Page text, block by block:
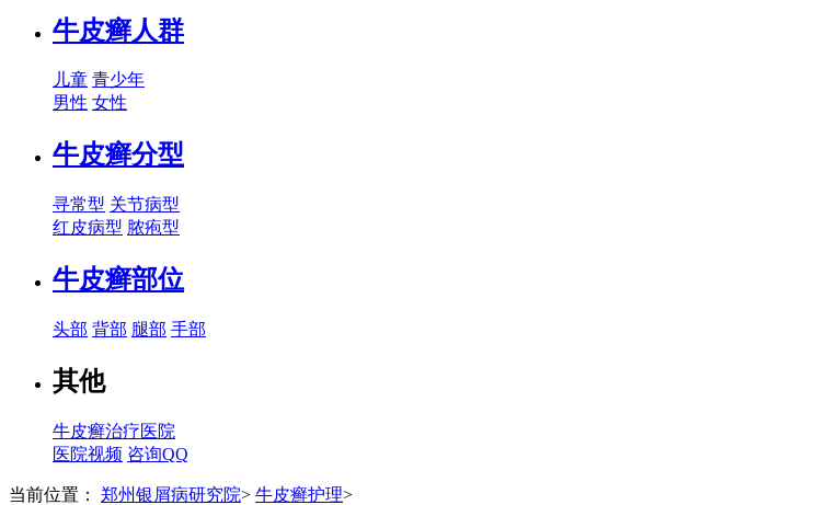
牛皮癣人群
儿童 青少年
男性 女性
牛皮癣分型
寻常型 关节病型
红皮病型 脓疱型
牛皮癣部位
头部 背部 腿部 手部
其他
牛皮癣治疗医院
医院视频 咨询QQ
当前位置： 郑州银屑病研究院> 牛皮癣护理>